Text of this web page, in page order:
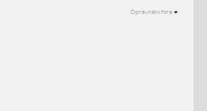
Oprávnění fóra